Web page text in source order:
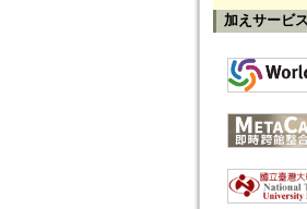
加えサービス